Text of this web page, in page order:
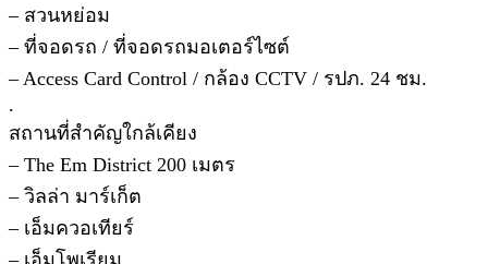
– สวนหย่อม
– ที่จอดรถ / ที่จอดรถมอเตอร์ไซต์
– Access Card Control / กล้อง CCTV / รปภ. 24 ชม.
.
สถานที่สําคัญใกล้เคียง
– The Em District 200 เมตร
– วิลล่า มาร์เก็ต
– เอ็มควอเทียร์
– เอ็มโพเรียม